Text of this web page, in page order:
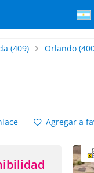
(409) Orlando
Agregar a